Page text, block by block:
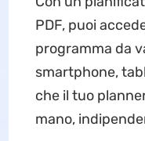
PDF, puoi
programma da
smartphone,
che il tuo
mano,